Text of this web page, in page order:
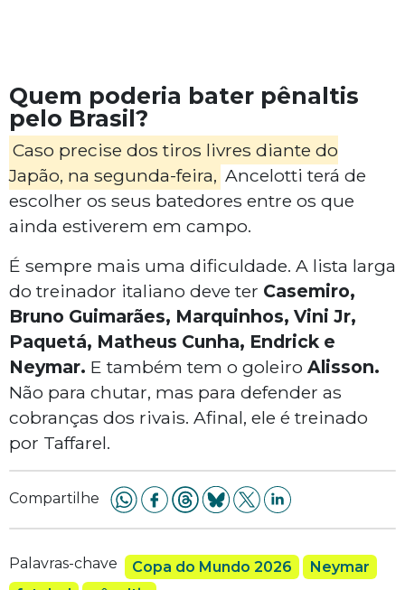
Quem poderia bater pênaltis
pelo Brasil?
Caso precise dos tiros livres diante do
Japão, na segunda-feira, Ancelotti terá de
escolher os seus batedores entre os que
ainda estiverem em campo.
É sempre mais uma dificuldade. A lista larga
do treinador italiano deve ter Casemiro,
Bruno Guimarães, Marquinhos, Vini Jr,
Paquetá, Matheus Cunha, Endrick e
Neymar. E também tem o goleiro Alisson.
Não para chutar, mas para defender as
cobranças dos rivais. Afinal, ele é treinado
por Taffarel.
Compartilhe
Palavras-chave Copa do Mundo 2026
Neymar